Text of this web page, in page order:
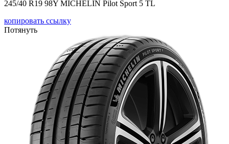
245/40 R19 98Y MICHELIN Pilot Sport 5 TL
копировать ссылку
Потянуть